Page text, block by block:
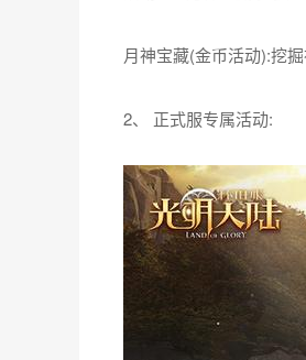
活动1:【王城守护!春节
王城守护战:击退入侵恶
活动2:【群星秘藏!星轨